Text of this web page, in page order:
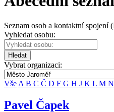
Seznam osob a kontaktní spojení
Vyhledat osobu:
Hledat
Vybrat organizaci:
Vše A B C Č D F G H J K L M N
Pavel Čapek